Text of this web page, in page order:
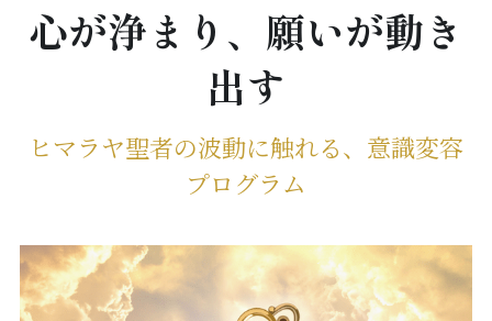
入会のご案内
心が浄まり、願いが動き
出す
ヒマラヤ聖者の波動に触れる、意識変容
プログラム